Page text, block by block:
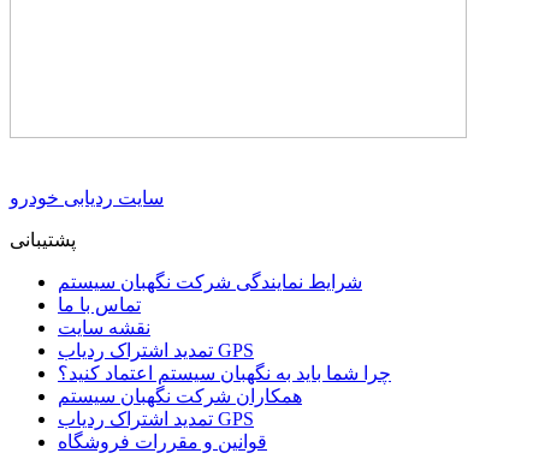
سایت ردیابی خودرو
پشتیبانی
شرایط نمایندگی شرکت نگهبان سیستم
تماس با ما
نقشه سایت
تمدید اشتراک ردیاب GPS
چرا شما باید به نگهبان سیستم اعتماد کنید؟
همکاران شرکت نگهبان سیستم
تمدید اشتراک ردیاب GPS
قوانین و مقررات فروشگاه